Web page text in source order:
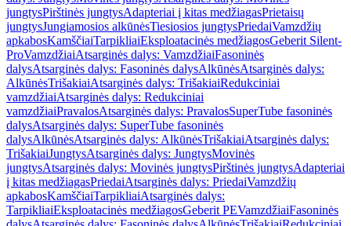
jungtysPirštinės jungtysAdapteriai į kitas medžiagasPrietaisų
jungtysJungiamosios alkūnėsTiesiosios jungtysPriedaiVamzdžių
apkabosKamščiaiTarpikliaiEksploatacinės medžiagosGeberit Silent-
ProVamzdžiaiAtsarginės dalys: VamzdžiaiFasoninės
dalysAtsarginės dalys: Fasoninės dalysAlkūnėsAtsarginės dalys:
AlkūnėsTrišakiaiAtsarginės dalys: TrišakiaiRedukciniai
vamzdžiaiAtsarginės dalys: Redukciniai
vamzdžiaiPravalosAtsarginės dalys: PravalosSuperTube fasoninės
dalysAtsarginės dalys: SuperTube fasoninės
dalysAlkūnėsAtsarginės dalys: AlkūnėsTrišakiaiAtsarginės dalys:
TrišakiaiJungtysAtsarginės dalys: JungtysMovinės
jungtysAtsarginės dalys: Movinės jungtysPirštinės jungtysAdapteriai
į kitas medžiagasPriedaiAtsarginės dalys: PriedaiVamzdžių
apkabosKamščiaiTarpikliaiAtsarginės dalys:
TarpikliaiEksploatacinės medžiagosGeberit PEVamzdžiaiFasoninės